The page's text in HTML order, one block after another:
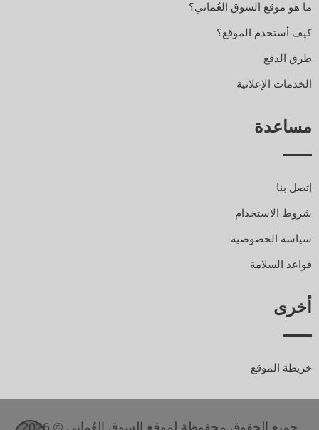
ما هو موقع السوق العُماني؟
كيف أستخدم الموقع؟
طرق الدفع
الخدمات الإعلانية
مساعدة
إتصل بنا
شروط الاستخدام
سياسة الخصوصية
قواعد السلامة
أخرى
خريطة الموقع